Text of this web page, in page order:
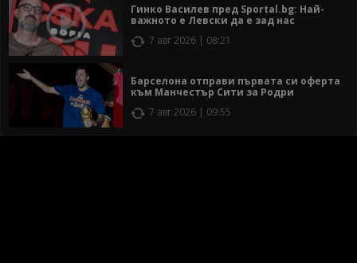
Гинко Василев пред Sportal.bg: Най-
важното е Левски да е зад нас
7 авг 2026 | 08:21
Барселона отправи първата си оферта
към Манчестър Сити за Родри
7 авг 2026 | 09:55